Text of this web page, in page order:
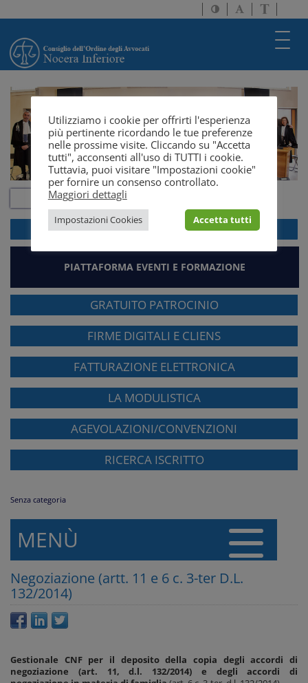
Attiva/disattiva
alto
Attiva/
dimensione
a
solo
ACCEDI ALLA WEBMAIL
PIATTAFORMA EVENTI E FORMAZIONE
GRATUITO PATROCINIO
FIRME DIGITALI E CLIENS
FATTURAZIONE ELETTRONICA
LA MODULISTICA
AGEVOLAZIONI/CONVENZIONI
RICERCA ISCRITTO
Senza categoria
MENÙ
Negoziazione (artt. 11 e 6 c. 3-ter D.L.
132/2014)
Gestionale CNF per il deposito della copia degli accordi di
negoziazione (art. 11, d.l. 132/2014) e degli accordi di
Utilizziamo i cookie per offrirti l'esperienza
più pertinente ricordando le tue preferenze
nelle prossime visite. Cliccando su "Accetta
tutti", acconsenti all'uso di TUTTI i cookie.
Tuttavia, puoi visitare "Impostazioni cookie"
per fornire un consenso controllato.
Maggiori dettagli
Impostazioni Cookies Accetta tutti